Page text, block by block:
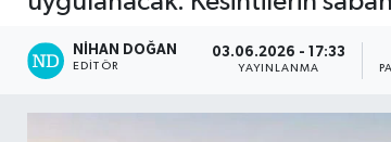
NIHAN DOĞAN
EDITÖR
03.06.2026 - 17:33
YAYINLANMA
Yaşam